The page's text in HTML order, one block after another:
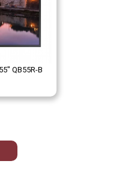
QB55R-B